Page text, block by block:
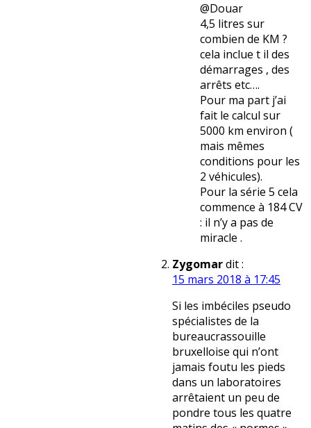
@Douar
4,5 litres sur
combien de KM ?
cela inclue t il des
démarrages , des
arrêts etc….
Pour ma part j’ai
fait le calcul sur
5000 km environ (
mais mêmes
conditions pour les
2 véhicules).
Pour la série 5 cela
commence à 184 CV
: il n’y a pas de
miracle .
Zygomardit :
15 mars 2018 à 17:45
Si les imbéciles pseudo
spécialistes de la
bureaucrassouille
bruxelloise qui n’ont
jamais foutu les pieds
dans un laboratoires
arrêtaient un peu de
pondre tous les quatre